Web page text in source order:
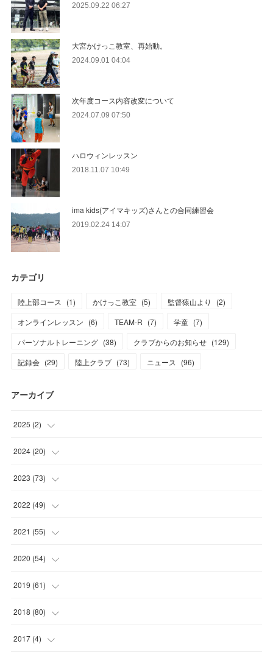
2025.09.22 06:27
大宮かけっこ教室、再始動。
2024.09.01 04:04
次年度コース内容改変について
2024.07.09 07:50
ハロウィンレッスン
2018.11.07 10:49
ima kids(アイマキッズ)さんとの合同練習会
2019.02.24 14:07
カテゴリ
陸上部コース (1) かけっこ教室 (5) 監督猿山より (2)
オンラインレッスン (6) TEAM-R (7) 学童 (7)
パーソナルトレーニング (38) クラブからのお知らせ (129)
記録会 (29) 陸上クラブ (73) ニュース (96)
アーカイブ
2025 (2)
(1
(1
2024 (20)
(1
(2
(1
(1
2023 (73)
(5
(7
(7
(6
2022 (49)
(2
(8
(8
(1
2021 (55)
(4
(8
(5
(
2020 (54)
(4
(6
(
2019 (61)
(2
( )
2018 (80)
( )
2017 (4)